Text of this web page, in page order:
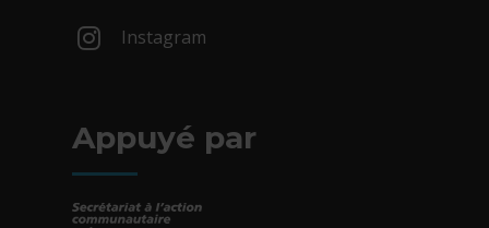
Instagram
Appuyé par